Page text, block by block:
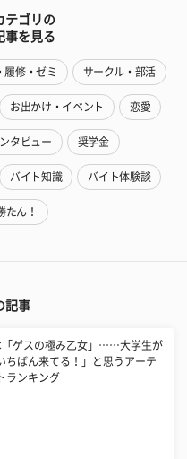
テゴリの
事を見る
履修・ゼミ サークル・部活
お出かけ・イベント 恋愛
タビュー 奨学金
バイト知識 バイト体験談
たん！
記事
「ゲスの極み乙女」……大学生が
ちばん来てる！」と思うアーテ
ランキング